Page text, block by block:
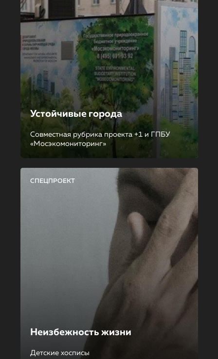
Устойчивые города
Совместная рубрика проекта +1 и ГПБУ
«Мосэкомониторинг»
СПЕЦПРОЕКТ
Неизбежность жизни
Детские хосписы